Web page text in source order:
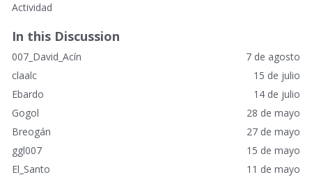
a
c
e
s
r
á
p
d
o
s
Actividad
In this Discussion
7 de agosto
007_David_Acín
15 de julio
claalc
14 de julio
Ebardo
28 de mayo
Gogol
27 de mayo
Breogán
15 de mayo
ggl007
11 de mayo
El_Santo